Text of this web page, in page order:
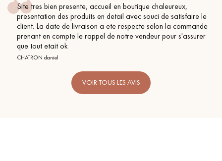
Demandez un rendez-vous personnalisé
Obtenez un devis gratuit !
Site tres bien presente, accueil en boutique chaleureux,
presentation des produits en detail avec souci de satisfaire le
client. La date de livraison a ete respecte selon la commande
prenant en compte le rappel de notre vendeur pour s'assurer
que tout etait ok
CHATRON daniel
VOIR TOUS LES AVIS